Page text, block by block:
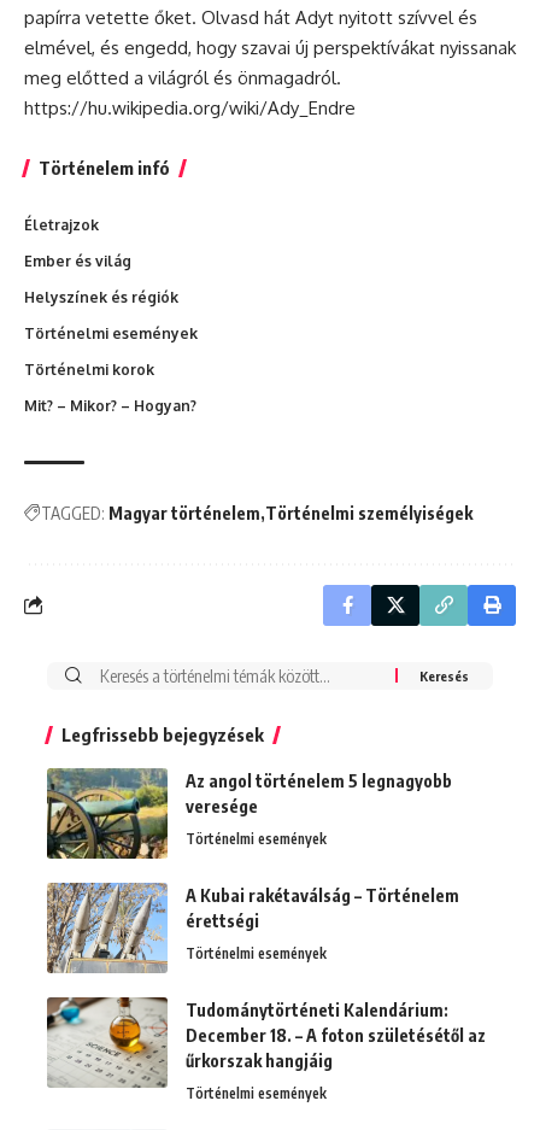
papírra vetette őket. Olvasd hát Adyt nyitott szívvel és
elmével, és engedd, hogy szavai új perspektívákat nyissanak
meg előtted a világról és önmagadról.
https://hu.wikipedia.org/wiki/Ady_Endre
Történelem infó
Életrajzok
Ember és világ
Helyszínek és régiók
Történelmi események
Történelmi korok
Mit? – Mikor? – Hogyan?
TAGGED: Magyar történelem Történelmi személyiségek
Search
Legfrissebb bejegyzések
Az angol történelem 5 legnagyobb
veresége
Történelmi események
A Kubai rakétaválság – Történelem
érettségi
Történelmi események
Tudománytörténeti Kalendárium:
December 18. – A foton születésétől az
űrkorszak hangjáig
Történelmi események